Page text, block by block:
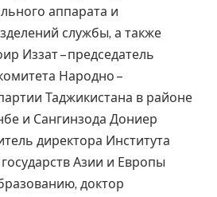
аппарата и
службы, а также
Иззат – председатель
Народно –
Таджикистана в районе
и Сангинзода Дониер
директора Института
Азии и Европы
доктор